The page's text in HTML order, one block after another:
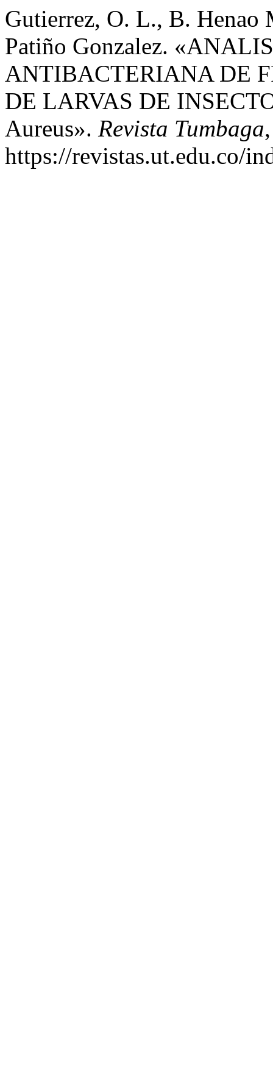
Gutierrez, O. L., B. Henao
Patiño Gonzalez.
ANTIBACTERIANA DE
DE LARVAS DE
Aureus». Revista Tumbaga
https://revistas.ut.edu.co/